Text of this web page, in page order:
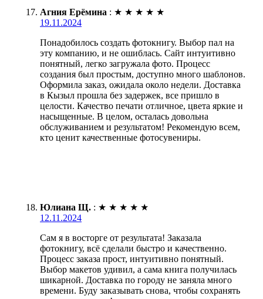
Агния Ерёмина : ★ ★ ★ ★ ★
19.11.2024
Понадобилось создать фотокнигу. Выбор пал на
эту компанию, и не ошиблась. Сайт интуитивно
понятный, легко загружала фото. Процесс
создания был простым, доступно много шаблонов.
Оформила заказ, ожидала около недели. Доставка
в Кызыл прошла без задержек, все пришло в
целости. Качество печати отличное, цвета яркие и
насыщенные. В целом, осталась довольна
обслуживанием и результатом! Рекомендую всем,
кто ценит качественные фотосувениры.
Юлиана Щ. : ★ ★ ★ ★ ★
12.11.2024
Сам я в восторге от результата! Заказала
фотокнигу, всё сделали быстро и качественно.
Процесс заказа прост, интуитивно понятный.
Выбор макетов удивил, а сама книга получилась
шикарной. Доставка по городу не заняла много
времени. Буду заказывать снова, чтобы сохранять